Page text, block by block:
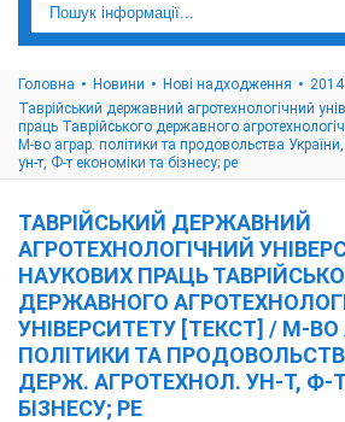
Головна Новини Нові надходження 2014
Таврійський державний агротехнологічний
праць Таврійського державного
М-во аграр. політики та продовольства
ун-т, Ф-т економіки та бізнесу; ре
ТАВРІЙСЬКИЙ ДЕРЖАВНИЙ
АГРОТЕХНОЛОГІЧНИЙ
НАУКОВИХ ПРАЦЬ
ДЕРЖАВНОГО
УНІВЕРСИТЕТУ [ТЕКСТ] / М-ВО
ПОЛІТИКИ ТА
ДЕРЖ. АГРОТЕХНОЛ. УН-Т, Ф-
БІЗНЕСУ; РЕ